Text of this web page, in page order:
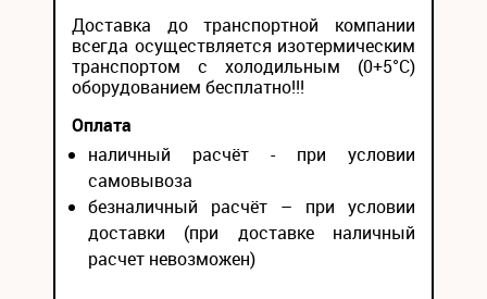
Доставка до транспортной компании
всегда осуществляется изотермическим
транспортом с холодильным (0+5°С)
оборудованием бесплатно!!!
Оплата
наличный расчёт - при условии
самовывоза
безналичный расчёт – при условии
доставки (при доставке наличный
расчет невозможен)